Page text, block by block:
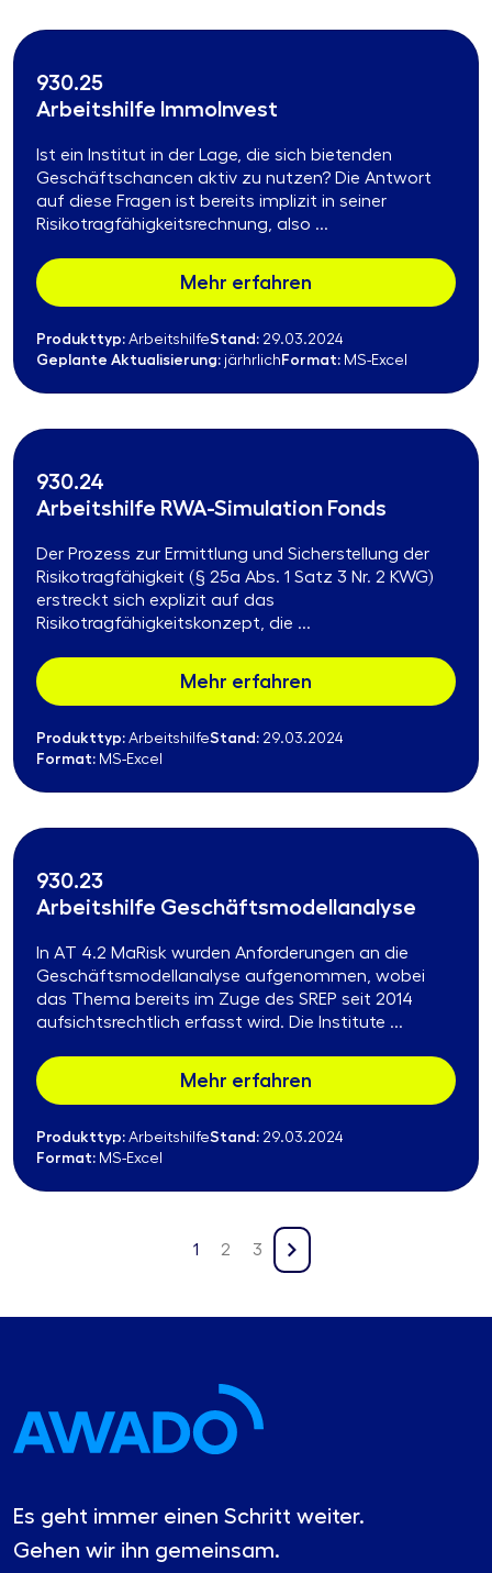
930.25
Arbeitshilfe ImmoInvest
Ist ein Institut in der Lage, die sich bietenden
Geschäftschancen aktiv zu nutzen? Die Antwort
auf diese Fragen ist bereits implizit in seiner
Risikotragfähigkeitsrechnung, also ...
Mehr erfahren
Produkttyp: ArbeitshilfeStand: 29.03.2024
Geplante Aktualisierung: järhrlich Format: MS-Excel
930.24
Arbeitshilfe RWA-Simulation Fonds
Der Prozess zur Ermittlung und Sicherstellung der
Risikotragfähigkeit (§ 25a Abs. 1 Satz 3 Nr. 2 KWG)
erstreckt sich explizit auf das
Risikotragfähigkeitskonzept, die ...
Mehr erfahren
Produkttyp: ArbeitshilfeStand: 29.03.2024
Format: MS-Excel
930.23
Arbeitshilfe Geschäftsmodellanalyse
In AT 4.2 MaRisk wurden Anforderungen an die
Geschäftsmodellanalyse aufgenommen, wobei
das Thema bereits im Zuge des SREP seit 2014
aufsichtsrechtlich erfasst wird. Die Institute ...
Mehr erfahren
Produkttyp: ArbeitshilfeStand: 29.03.2024
Format: MS-Excel
1 2 3
Es geht immer einen Schritt weiter.
Gehen wir ihn gemeinsam.